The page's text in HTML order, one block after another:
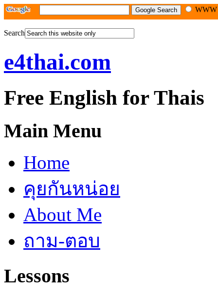
Search
e4thai.com
Free English for Thais
Main Menu
Home
คุยกันหน่อย
About Me
ถาม-ตอบ
Lessons